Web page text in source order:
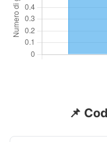
📌